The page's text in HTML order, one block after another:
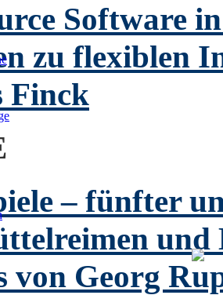
Software
zu flexiblen
Finck
– fünfter
von Georg